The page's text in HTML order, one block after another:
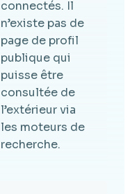
connectés. Il
n’existe pas de
page de profil
publique qui
puisse être
consultée de
l’extérieur via
les moteurs de
recherche.